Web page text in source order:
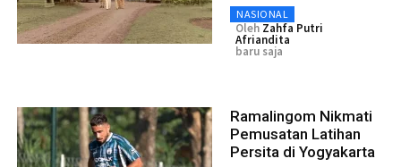
NASIONAL
Oleh Zahfa Putri
Afriandita
baru saja
Ramalingom Nikmati
Pemusatan Latihan
Persita di Yogyakarta